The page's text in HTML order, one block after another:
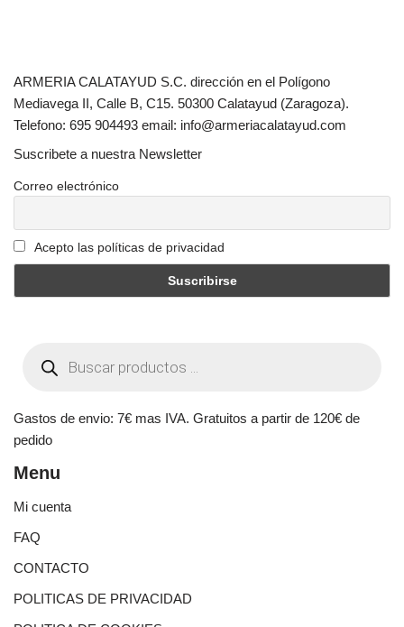
ARMERIA CALATAYUD S.C. dirección en el Polígono
Mediavega II, Calle B, C15. 50300 Calatayud (Zaragoza).
Telefono: 695 904493 email: info@armeriacalatayud.com
Suscribete a nuestra Newsletter
Correo electrónico
Acepto las políticas de privacidad
Gastos de envio: 7€ mas IVA. Gratuitos a partir de 120€ de
pedido
Menu
Mi cuenta
FAQ
CONTACTO
POLITICAS DE PRIVACIDAD